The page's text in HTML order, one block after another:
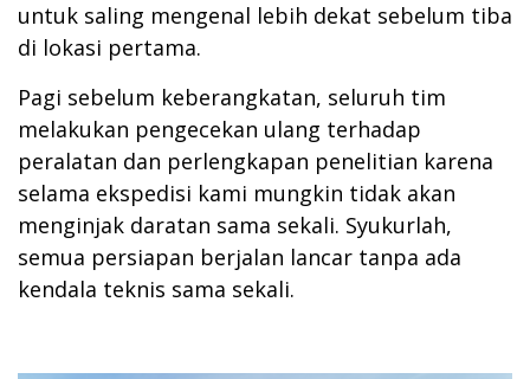
untuk saling mengenal lebih dekat sebelum tiba
di lokasi pertama.
Pagi sebelum keberangkatan, seluruh tim
melakukan pengecekan ulang terhadap
peralatan dan perlengkapan penelitian karena
selama ekspedisi kami mungkin tidak akan
menginjak daratan sama sekali. Syukurlah,
semua persiapan berjalan lancar tanpa ada
kendala teknis sama sekali.